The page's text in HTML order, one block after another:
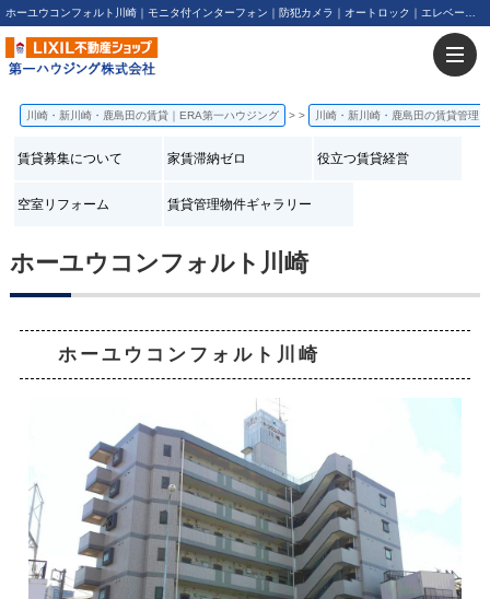
川崎・新川崎・鹿島田の賃貸｜ERA第一ハウジング > 川崎・新川崎・鹿島田の賃貸管理
賃貸募集について 家賃滞納ゼロ 役立つ賃貸経営
空室リフォーム 賃貸管理物件ギャラリー
ホーユウコンフォルト川崎
ホーユウコンフォルト川崎